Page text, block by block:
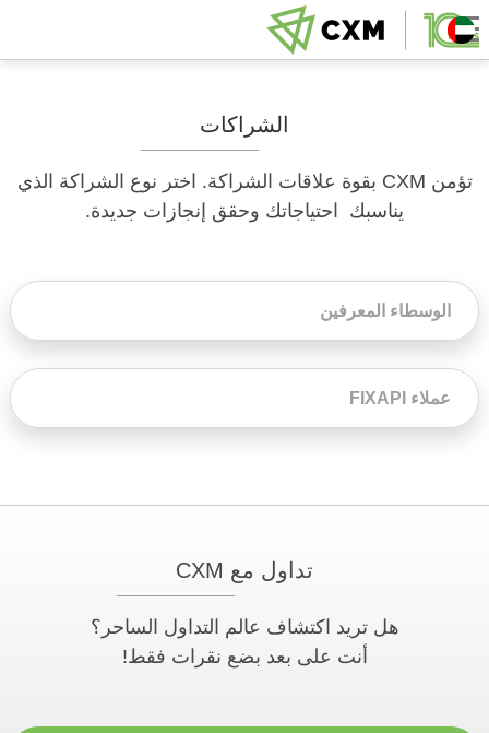
الشراكات
تؤمن CXM بقوة علاقات الشراكة. اختر نوع الشراكة الذي
يناسبك احتياجاتك وحقق إنجازات جديدة.
الوسطاء المعرفين
عملاء FIXAPI
تداول مع CXM
هل تريد اكتشاف عالم التداول الساحر؟
أنت على بعد بضع نقرات فقط!